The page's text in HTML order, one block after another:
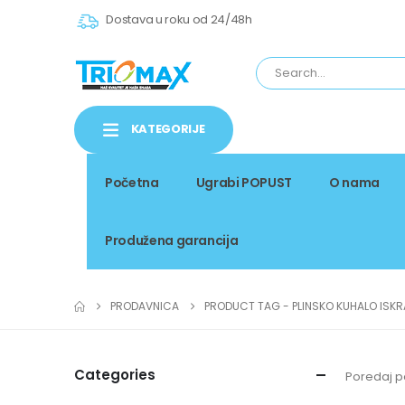
Dostava u roku od 24/48h
KATEGORIJE
Početna Ugrabi POPUST O nama
Produžena garancija
PRODAVNICA PRODUCT TAG - PLINSKO KUHALO
Poredaj
Categories